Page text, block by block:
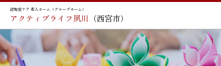
認知症ケア 老人ホーム（グループホーム）
アクティブライフ夙川 （西宮市）